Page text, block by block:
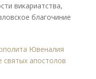
викариатства,
благочиние